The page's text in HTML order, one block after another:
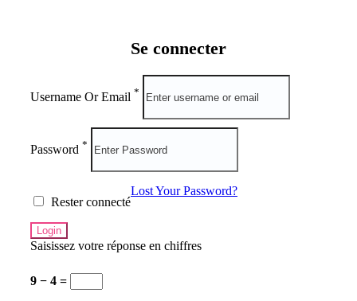
Se connecter
Username Or Email *
Password *
Rester connecté
Lost Your Password?
Saisissez votre réponse en chiffres
9 − 4 =